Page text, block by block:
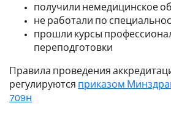
получили немедицинское
не работали по
прошли курсы
переподготовки
Правила проведения
регулируются приказом
709н